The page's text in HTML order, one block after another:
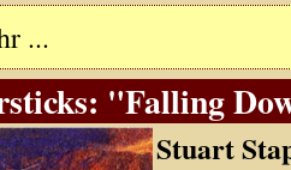
...
"Falling
Stuart